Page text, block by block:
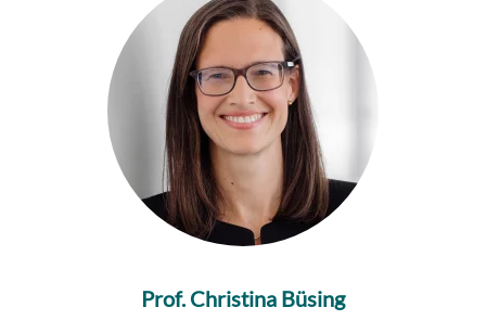
Prof. Christina Büsing